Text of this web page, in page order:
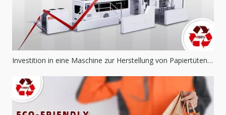
Investition in eine Maschine zur Herstellung von Papiertüten für nachhaltige Verpackungen